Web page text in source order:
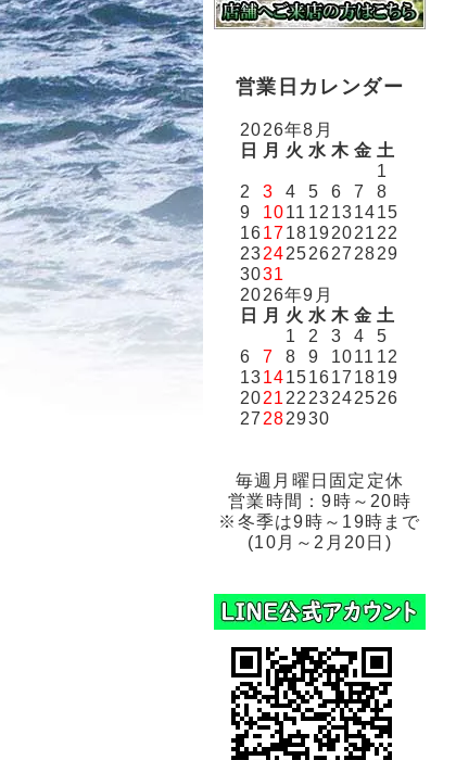
営業日カレンダー
2026年8月
日
月 火 水 木 金 土
1
2
3 4 5 6 7
8
9
1011 12 131415
161718192021 22
2324252627 2829
3031
2026年9月
日
月 火 水 木 金 土
1
2 3 4
5
6
7 8 9 1011 12
1314151617 1819
2021 22 23242526
27 282930
毎週月曜日固定定休
営業時間：9時～20時
※冬季は9時～19時まで
(10月～2月20日)